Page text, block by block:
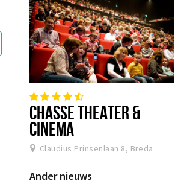
CHASSE THEATER &
CINEMA
Claudius Prinsenlaan 8, Breda
Ander nieuws